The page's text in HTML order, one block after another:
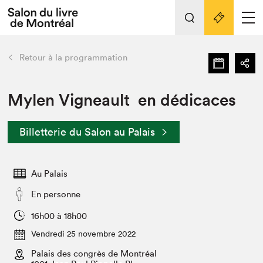
Espace médias
Espace exposant⋅e⋅s
Tout sur l'édition 2022
Actualités
Vidéos et Balados
Club de lecture Braindate
retour Nos activités
Édition 2022
Nous connaître
Projets partenaires 2022
Archives
Liens pratiques
Retour à la programmation
Mylen Vigneault en dédicaces
Billetterie du Salon au Palais
Au Palais
En personne
16h00 à 18h00
Vendredi 25 novembre 2022
Palais des congrès de Montréal